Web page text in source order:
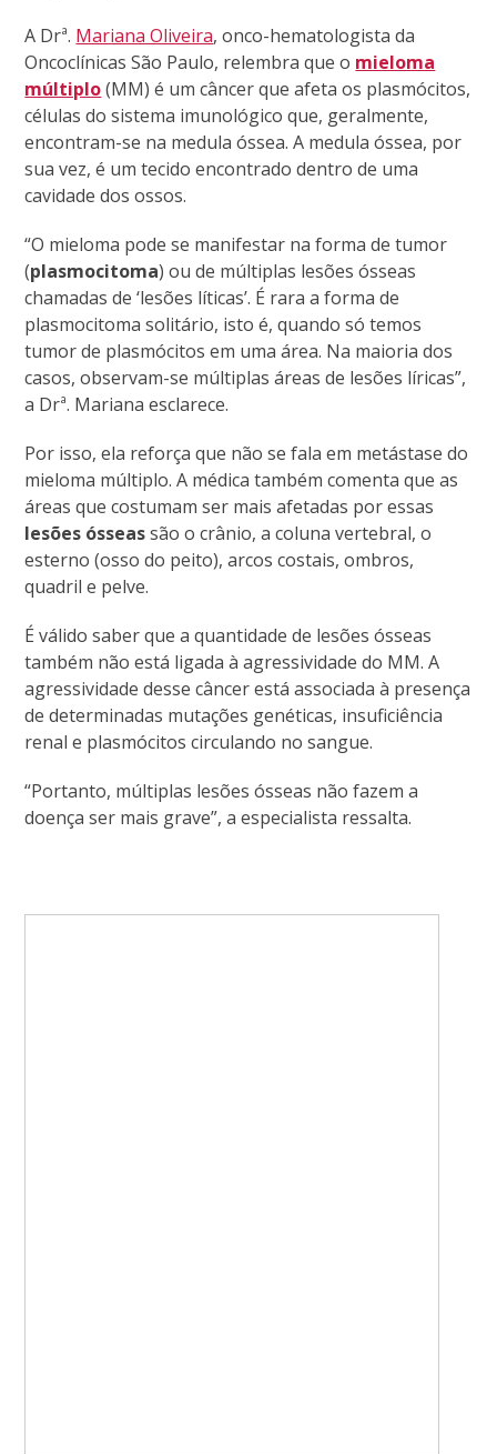
A Drª. Mariana Oliveira, onco-hematologista da
Oncoclínicas São Paulo, relembra que o mieloma
múltiplo (MM) é um câncer que afeta os plasmócitos,
células do sistema imunológico que, geralmente,
encontram-se na medula óssea. A medula óssea, por
sua vez, é um tecido encontrado dentro de uma
cavidade dos ossos.
“O mieloma pode se manifestar na forma de tumor
(plasmocitoma) ou de múltiplas lesões ósseas
chamadas de ‘lesões líticas’. É rara a forma de
plasmocitoma solitário, isto é, quando só temos
tumor de plasmócitos em uma área. Na maioria dos
casos, observam-se múltiplas áreas de lesões líricas”,
a Drª. Mariana esclarece.
Por isso, ela reforça que não se fala em metástase do
mieloma múltiplo. A médica também comenta que as
áreas que costumam ser mais afetadas por essas
lesões ósseassão o crânio, a coluna vertebral, o
esterno (osso do peito), arcos costais, ombros,
quadril e pelve.
É válido saber que a quantidade de lesões ósseas
também não está ligada à agressividade do MM. A
agressividade desse câncer está associada à presença
de determinadas mutações genéticas, insuficiência
renal e plasmócitos circulando no sangue.
“Portanto, múltiplas lesões ósseas não fazem a
doença ser mais grave”, a especialista ressalta.